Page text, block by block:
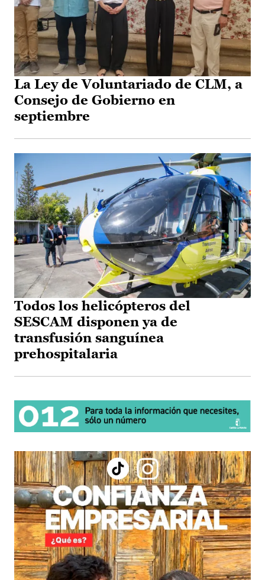
La Ley de Voluntariado de CLM, a
Consejo de Gobierno en
septiembre
Todos los helicópteros del
SESCAM disponen ya de
transfusión sanguínea
prehospitalaria